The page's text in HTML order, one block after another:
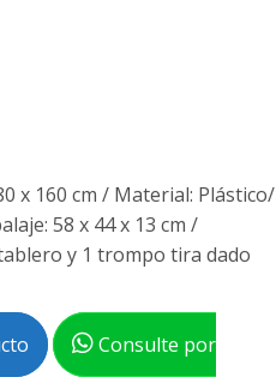
x 160 cm / Material: Plástico/
58 x 44 x 13 cm /
y 1 trompo tira dado
Consulte por